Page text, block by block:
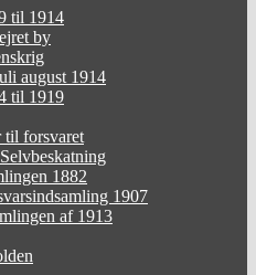
til 1914
by
august 1914
til 1919
til forsvaret
1882
1907
af 1913